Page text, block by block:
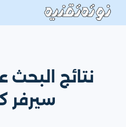
التجاوز
إلى
نتائج البحث
سيرفر